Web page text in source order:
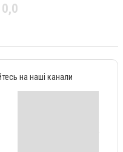
0,0
на наші канали